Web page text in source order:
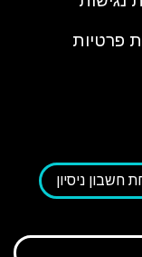
פרטיות
חשבון ניסיון